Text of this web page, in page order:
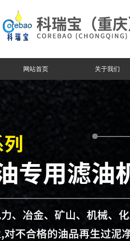
网站首页 关于我们